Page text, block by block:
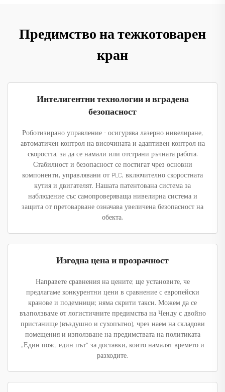
Предимство на тежкотоварен
кран
Интелигентни технологии и вградена
безопасност
Роботизирано управление - осигурява лазерно нивелиране,
автоматичен контрол на височината и адаптивен контрол на
скоростта, за да се намали или отстрани ръчната работа.
Стабилност и безопасност се постигат чрез основни
компоненти, управлявани от PLC, включително скоростната
кутия и двигателят. Нашата патентована система за
наблюдение със самопроверяваща нивелирна система и
защита от претоварване означава увеличена безопасност на
обекта.
Изгодна цена и прозрачност
Направете сравнения на цените; ще установите, че
предлагаме конкурентни цени в сравнение с европейски
кранове и подемници; няма скрити такси. Можем да се
възползваме от логистичните предимства на Ченду с двойно
пристанище (въздушно и сухопътно), чрез наем на складови
помещения и използване на предимствата на политиката
„Един пояс, един път“ за доставки, които намалят времето и
разходите.